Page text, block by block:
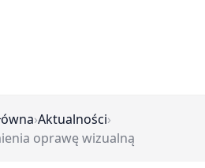
›Aktualności›
oprawę wizualną